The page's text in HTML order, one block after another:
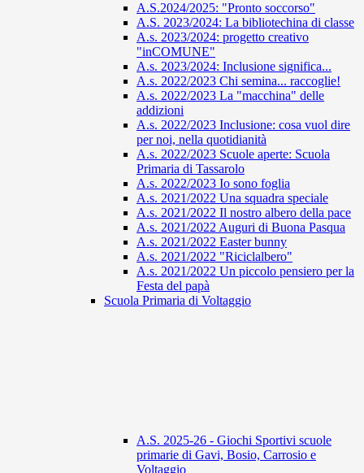
A.S.2024/2025: "Pronto soccorso"
A.S. 2023/2024: La bibliotechina di classe
A.s. 2023/2024: progetto creativo
"inCOMUNE"
A.s. 2023/2024: Inclusione significa...
A.s. 2022/2023 Chi semina... raccoglie!
A.s. 2022/2023 La "macchina" delle
addizioni
A.s. 2022/2023 Inclusione: cosa vuol dire
per noi, nella quotidianità
A.s. 2022/2023 Scuole aperte: Scuola
Primaria di Tassarolo
A.s. 2022/2023 Io sono foglia
A.s. 2021/2022 Una squadra speciale
A.s. 2021/2022 Il nostro albero della pace
A.s. 2021/2022 Auguri di Buona Pasqua
A.s. 2021/2022 Easter bunny
A.s. 2021/2022 "Riciclalbero"
A.s. 2021/2022 Un piccolo pensiero per la
Festa del papà
Scuola Primaria di Voltaggio
A.S. 2025-26 - Giochi Sportivi scuole
primarie di Gavi, Bosio, Carrosio e
Voltaggio